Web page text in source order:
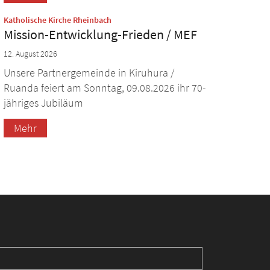
Katholische Kirche Rheinbach
Mission-Entwicklung-Frieden / MEF
12. August 2026
Unsere Partnergemeinde in Kiruhura /
Ruanda feiert am Sonntag, 09.08.2026 ihr 70-
jähriges Jubiläum
Mehr